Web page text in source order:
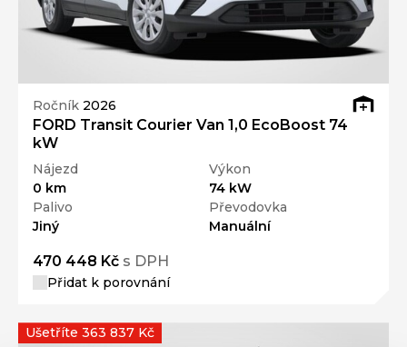
Ročník 2026
FORD Transit Courier Van 1,0 EcoBoost 74
kW
Nájezd
0 km
Výkon
74 kW
Palivo
Jiný
Převodovka
Manuální
470 448 Kč s DPH
Přidat k porovnání
Ušetříte 363 837 Kč